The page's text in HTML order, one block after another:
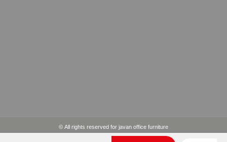
All rights reserved for javan office furniture ©